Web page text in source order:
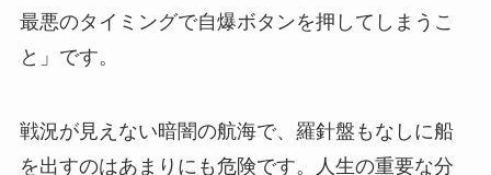
最悪のタイミングで自爆ボタンを押してしまうこ
と」です。
戦況が見えない暗闇の航海で、羅針盤もなしに船
を出すのはあまりにも危険です。人生の重要な分